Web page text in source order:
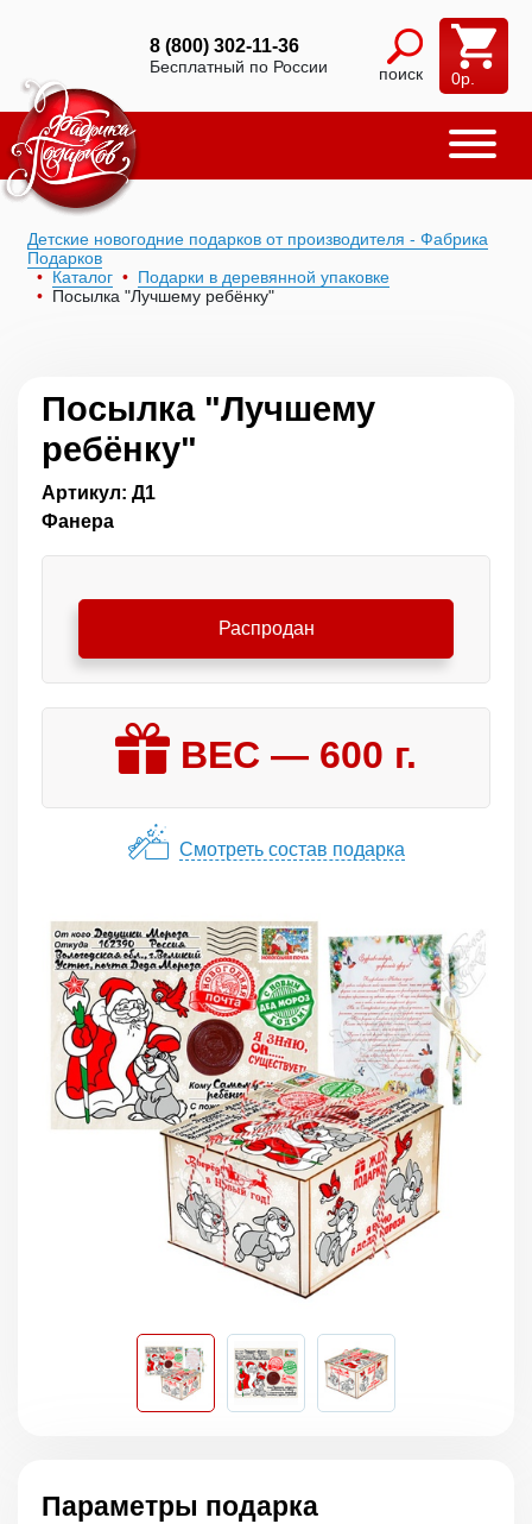
8 (800) 302-11-36
Бесплатный по России поиск 0р.
Детские новогодние подарков от производителя - Фабрика
Подарков
Каталог
Подарки в деревянной упаковке
Посылка "Лучшему ребёнку"
Посылка "Лучшему
ребёнку"
Артикул: Д1
Фанера
Распродан
ВЕС — 600 г.
Смотреть состав подарка
Параметры подарка